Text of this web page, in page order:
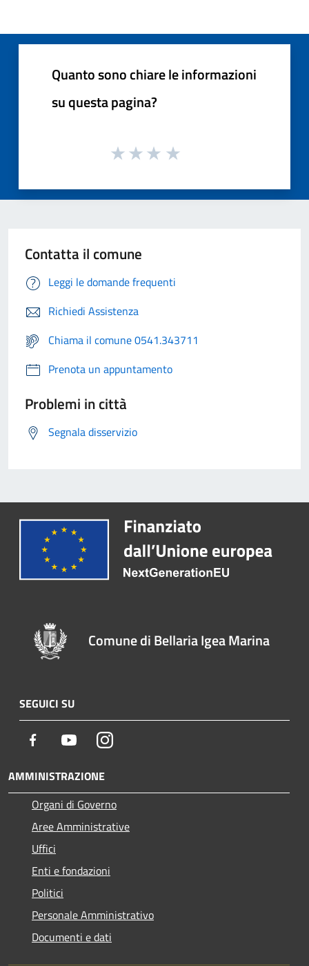
Quanto sono chiare le informazioni
su questa pagina?
Contatta il comune
Leggi le domande frequenti
Richiedi Assistenza
Chiama il comune 0541.343711
Prenota un appuntamento
Problemi in città
Segnala disservizio
Comune di Bellaria Igea Marina
SEGUICI SU
Facebook YoutubeInstagram
AMMINISTRAZIONE
Organi di Governo
Aree Amministrative
Uffici
Enti e fondazioni
Politici
Personale Amministrativo
Documenti e dati